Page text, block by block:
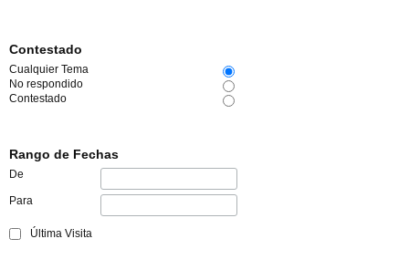
Contestado
Cualquier Tema
No respondido
Contestado
Rango de Fechas
De
Para
Última Visita